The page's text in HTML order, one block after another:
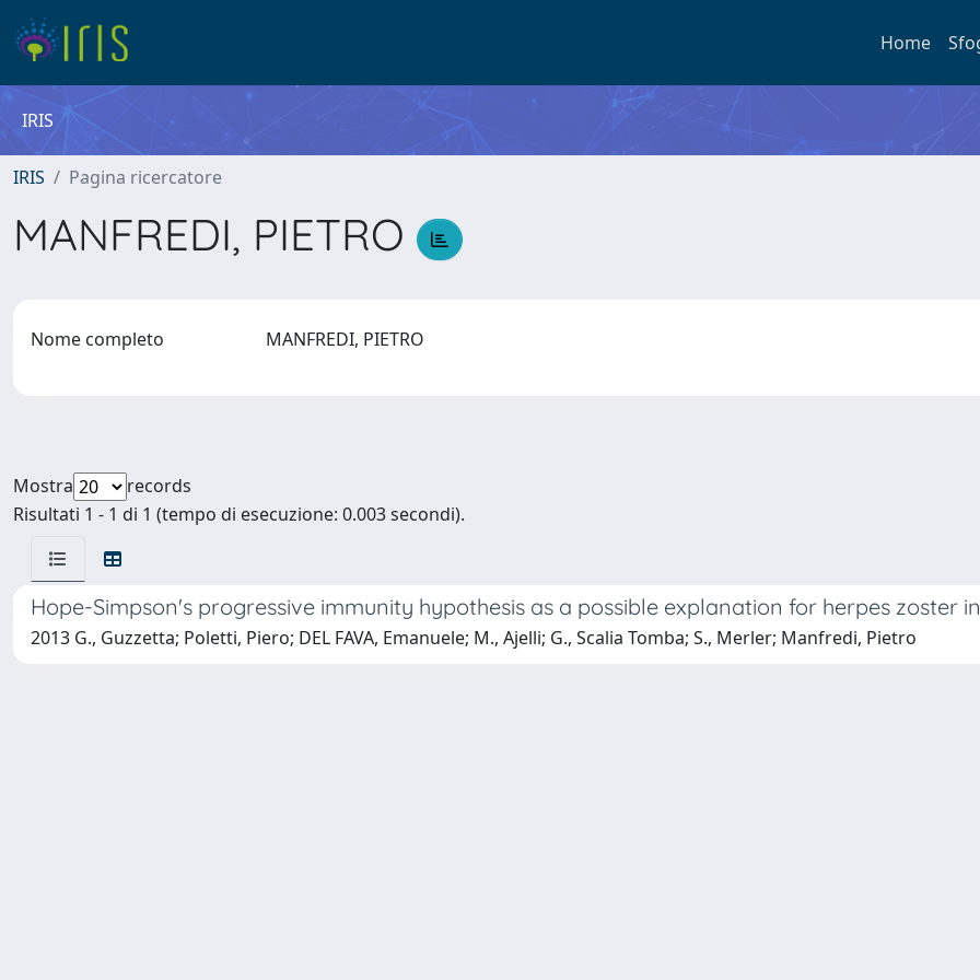
Home
IRIS
IRIS Pagina ricercatore
MANFREDI, PIETRO
Nome completo MANFREDI, PIETRO
Mostra
records
Risultati 1 - 1 di 1 (tempo di esecuzione: 0.003 secondi).
Hope-Simpson's progressive immunity hypothesis as a possible explanation for herpes zoster
2013 G., Guzzetta; Poletti, Piero; DEL FAVA, Emanuele; M., Ajelli; G., Scalia Tomba; S., Merler; Manfredi, Pietro